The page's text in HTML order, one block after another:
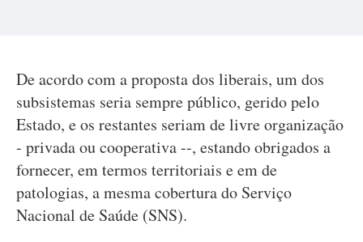
De acordo com a proposta dos liberais, um dos
subsistemas seria sempre público, gerido pelo
Estado, e os restantes seriam de livre organização
- privada ou cooperativa --, estando obrigados a
fornecer, em termos territoriais e em de
patologias, a mesma cobertura do Serviço
Nacional de Saúde (SNS).